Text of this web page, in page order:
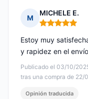
M
MICHELE E.
Nota: 5 de 5
Publicado el 03/10/
tras una compra de 22/
Estoy muy
y rapidez en el
Opinión traducida